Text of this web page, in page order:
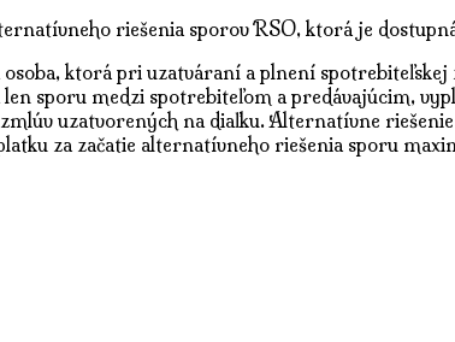
riešenia sporov RSO, ktorá je
ktorá pri uzatváraní a plnení
sporu medzi spotrebiteľom a predávajúcim,
uzatvorených na diaľku. Alternatívne
za začatie alternatívneho riešenia sporu